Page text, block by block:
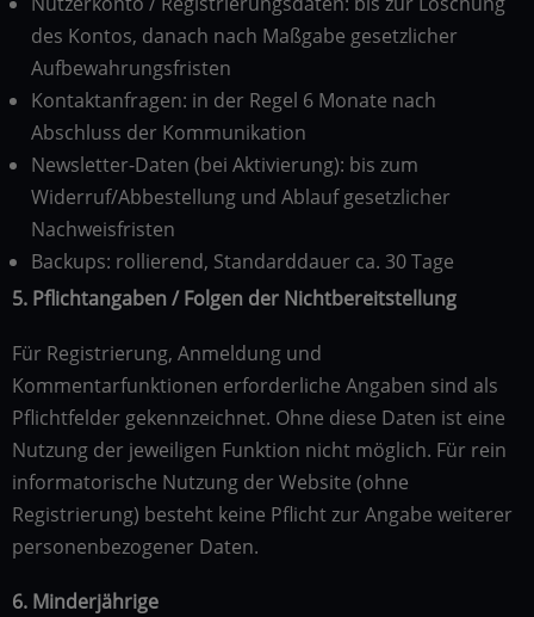
des Kontos, danach nach Maßgabe gesetzlicher
Aufbewahrungsfristen
Kontaktanfragen: in der Regel 6 Monate nach
Abschluss der Kommunikation
Newsletter-Daten (bei Aktivierung): bis zum
Widerruf/Abbestellung und Ablauf gesetzlicher
Nachweisfristen
Backups: rollierend, Standarddauer ca. 30 Tage
5. Pflichtangaben / Folgen der Nichtbereitstellung
Für Registrierung, Anmeldung und
Kommentarfunktionen erforderliche Angaben sind als
Pflichtfelder gekennzeichnet. Ohne diese Daten ist eine
Nutzung der jeweiligen Funktion nicht möglich. Für rein
informatorische Nutzung der Website (ohne
Registrierung) besteht keine Pflicht zur Angabe weiterer
personenbezogener Daten.
6. Minderjährige